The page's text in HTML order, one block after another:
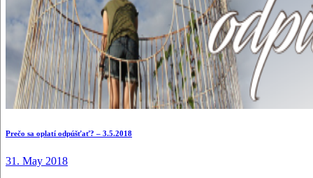
Prečo sa oplatí odpúšťať? – 3.5.2018
31. May 2018